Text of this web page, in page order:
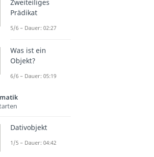
Zweiteiliges
Prädikat
5/6 – Dauer: 02:27
Was ist ein
Objekt?
6/6 – Dauer: 05:19
Dativobjekt
1/5 – Dauer: 04:42